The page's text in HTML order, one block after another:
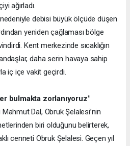
ağırladı.
debisi büyük ölçüde düşen
yeniden çağlaması bölge
Kent merkezinde sıcaklığın
daha serin havaya sahip
iç içe vakit geçirdi.
bulmakta zorlanıyoruz"
Dal, Obruk Şelalesi’nin
biri olduğunu belirterek,
cenneti Obruk Şelalesi. Geçen yıl